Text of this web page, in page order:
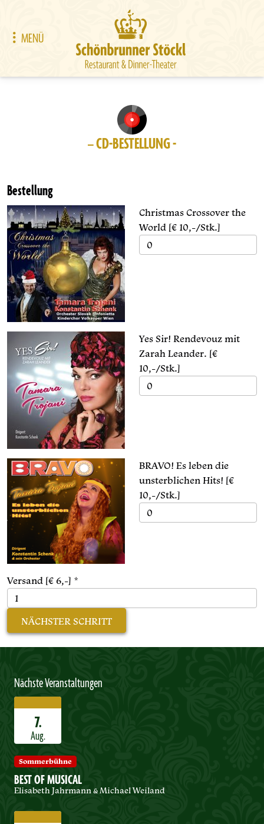
MENÜ
– CD-BESTELLUNG -
Bestellung
Christmas Crossover the
World [€ 10,-/Stk.]
Yes Sir! Rendevouz mit
Zarah Leander. [€
10,-/Stk.]
BRAVO! Es leben die
unsterblichen Hits! [€
10,-/Stk.]
Versand [€ 6,-] *
NÄCHSTER SCHRITT
Nächste Veranstaltungen
7.
Aug.
Sommerbühne
BEST OF MUSICAL
Elisabeth Jahrmann & Michael Weiland